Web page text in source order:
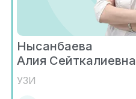
Нысанбаева
Алия Сейткалиевна
УЗИ